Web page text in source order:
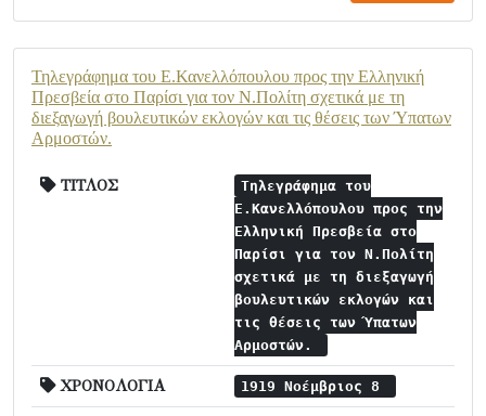
Τηλεγράφημα του Ε.Κανελλόπουλου προς την Ελληνική
Πρεσβεία στο Παρίσι για τον Ν.Πολίτη σχετικά με τη
διεξαγωγή βουλευτικών εκλογών και τις θέσεις των Ύπατων
Αρμοστών.
ΤΙΤΛΟΣ
Τηλεγράφημα του
Ε.Κανελλόπουλου προς την
Ελληνική Πρεσβεία στο
Παρίσι για τον Ν.Πολίτη
σχετικά με τη διεξαγωγή
βουλευτικών εκλογών και
τις θέσεις των Ύπατων
Αρμοστών.
ΧΡΟΝΟΛΟΓΙΑ 1919 Νοέμβριος 8